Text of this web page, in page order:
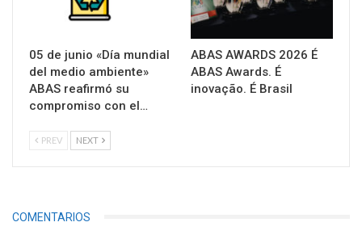
05 de junio «Día mundial
del medio ambiente»
ABAS reafirmó su
compromiso con el…
ABAS AWARDS 2026 É
ABAS Awards. É
inovação. É Brasil
PREV NEXT
COMENTARIOS